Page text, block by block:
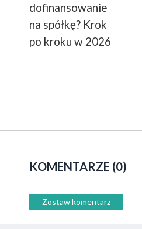
dofinansowanie
na spółkę? Krok
po kroku w 2026
KOMENTARZE (0)
Zostaw komentarz